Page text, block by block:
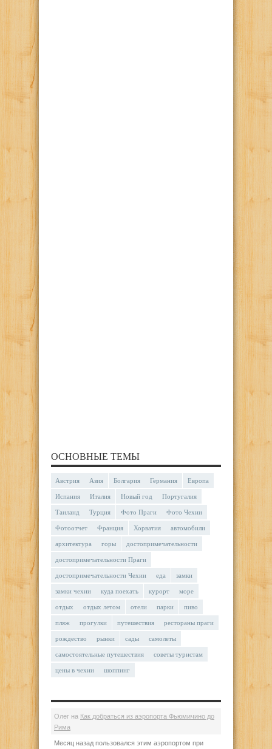
ОСНОВНЫЕ ТЕМЫ
Австрия Азия Болгария Германия Европа
Испания Италия Новый год Португалия
Таиланд Турция Фото Праги Фото Чехии
Фотоотчет Франция Хорватия автомобили
архитектура горы достопримечательности
достопримечательности Праги
достопримечательности Чехии еда замки
замки чехии куда поехать курорт море
отдых отдых летом отели парки пиво
пляж прогулки путешествия рестораны праги
рождество рынки сады самолеты
самостоятельные путешествия советы туристам
цены в чехии шоппинг
Олег на Как добраться из аэропорта Фьюмичино до
Рима
Месяц назад пользовался этим аэропортом при